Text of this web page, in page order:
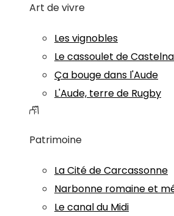
Art de vivre
Les vignobles
Le cassoulet de
Ça bouge dans l'Aude
L'Aude, terre de Rugby
Patrimoine
La Cité de Carcassonne
Narbonne romaine et
Le canal du Midi